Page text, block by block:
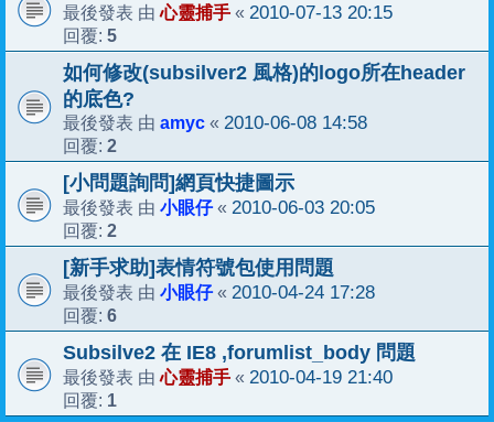
最後發表 由心靈捕手 « 2010-07-13 20:15
回覆: 5
如何修改(subsilver2 風格)的logo所在header
的底色?
最後發表 由 amyc « 2010-06-08 14:58
回覆: 2
[小問題詢問]網頁快捷圖示
最後發表 由 小眼仔« 2010-06-03 20:05
回覆: 2
[新手求助]表情符號包使用問題
最後發表 由 小眼仔« 2010-04-24 17:28
回覆: 6
Subsilve2 在 IE8 ,forumlist_body 問題
最後發表 由心靈捕手 « 2010-04-19 21:40
回覆: 1